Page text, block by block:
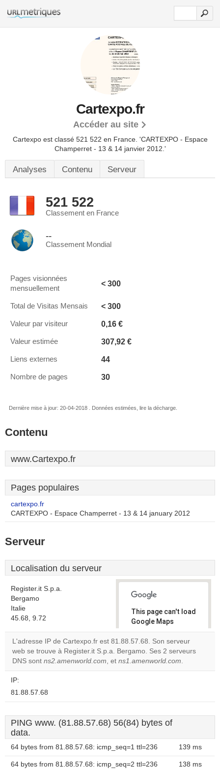
Cartexpo.fr
Accéder au site
Cartexpo est classé 521 522 en France. 'CARTEXPO - Espace
Champerret - 13 & 14 janvier 2012.'
Analyses Contenu Serveur
521 522
Classement en France
--
Classement Mondial
Pages visionnées
mensuellement
< 300
Total de Visitas Mensais < 300
Valeur par visiteur 0,16 €
Valeur estimée 307,92 €
Liens externes 44
Nombre de pages 30
Dernière mise à jour: 20-04-2018 . Données estimées, lire la décharge.
Contenu
www.Cartexpo.fr
Pages populaires
cartexpo.fr
CARTEXPO - Espace Champerret - 13 & 14 january 2012
Serveur
Localisation du serveur
Register.it S.p.a.
Bergamo
Italie
45.68, 9.72
This page can't load
Google Maps
correctly.
Do you
own this
L'adresse IP de Cartexpo.fr est 81.88.57.68. Son serveur
web se trouve à Register.it S.p.a. Bergamo. Ses 2 serveurs
DNS sont ns2.amenworld.com, et ns1.amenworld.com.
IP:
81.88.57.68
PING www. (81.88.57.68) 56(84) bytes of
data.
64 bytes from 81.88.57.68: icmp_seq=1 ttl=236 139 ms
64 bytes from 81.88.57.68: icmp_seq=2 ttl=236 138 ms